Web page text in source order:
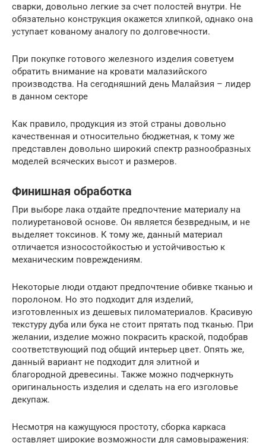
сварки, довольно легкие за счет полостей внутри. Не
обязательно конструкция окажется хлипкой, однако она
уступает кованому аналогу по долговечности.
При покупке готового железного изделия советуем
обратить внимание на кровати малазийского
производства. На сегодняшний день Малайзия – лидер
в данном секторе
Как правило, продукция из этой страны довольно
качественная и относительно бюджетная, к тому же
представлен довольно широкий спектр разнообразных
моделей всяческих высот и размеров.
Финишная обработка
При выборе лака отдайте предпочтение материалу на
полиуретановой основе. Он является безвредным, и не
выделяет токсинов. К тому же, данный материал
отличается износостойкостью и устойчивостью к
механическим повреждениям.
Некоторые люди отдают предпочтение обивке тканью и
поролоном. Но это подходит для изделий,
изготовленных из дешевых пиломатериалов. Красивую
текстуру дуба или бука не стоит прятать под тканью. При
желании, изделие можно покрасить краской, подобрав
соответствующий под общий интерьер цвет. Опять же,
данный вариант не подходит для элитной и
благородной древесины. Также можно подчеркнуть
оригинальность изделия и сделать на его изголовье
декупаж.
Несмотря на кажущуюся простоту, сборка каркаса
оставляет широкие возможности для самовыражения: